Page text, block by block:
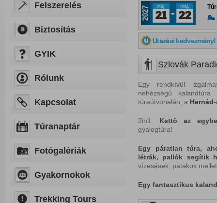
Felszerelés
Biztosítás
GYIK
Rólunk
Kapcsolat
Túranaptár
Fotógalériák
Gyakornokok
Trekking Tours
2027 máj.
21
máj.
22
Utazási kedvezmény!
Szlovák
Egy rendkívül
nehézségű
túraútvonalán, a
2in1. Kettő az
gyalogtúra!
Egy páratlan túra,
létrák, pallók segítik
vízesések, patakok
Egy fantasztikus